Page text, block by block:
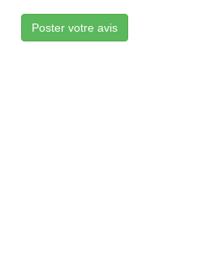
Poster votre avis